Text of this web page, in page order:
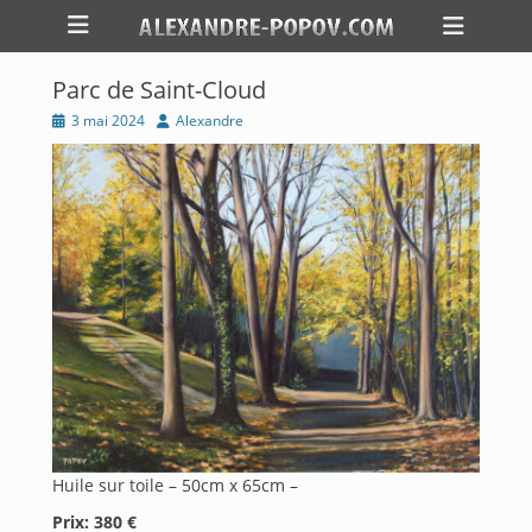
Menu principal
Aller
au
l’en-
Parc de Saint-Cloud
Publié
sur
3 mai 2024 Auteur
Alexandre
Huile sur toile – 50cm x 65cm –
Prix: 380 €